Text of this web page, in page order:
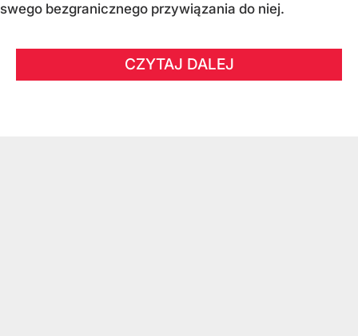
swego bezgranicznego przywiązania do niej.
CZYTAJ DALEJ